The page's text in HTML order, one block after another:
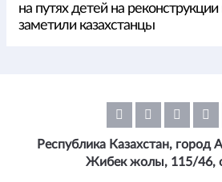
на путях детей на
заметили казахстанцы
Республика Казахстан, город
Жибек жолы, 115/46,